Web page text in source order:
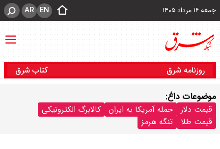
جمعه ۱۶ مرداد ۱۴۰۵ EN
AR
روزنامه شرق کتاب شرق
موضوعات داغ:
قیمت دلار حمله آمریکا به ایران
کالابرگ الکترونیکی
قیمت طلا
تنگه هرمز